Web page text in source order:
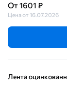
От 1601 ₽
Цена от 16.07.2026
Лента